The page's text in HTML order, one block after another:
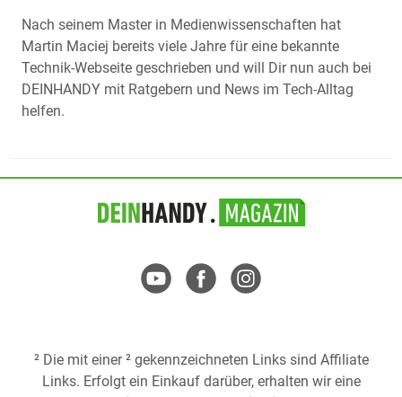
Nach seinem Master in Medienwissenschaften hat
Martin Maciej bereits viele Jahre für eine bekannte
Technik-Webseite geschrieben und will Dir nun auch bei
DEINHANDY mit Ratgebern und News im Tech-Alltag
helfen.
² Die mit einer ² gekennzeichneten Links sind Affiliate
Links. Erfolgt ein Einkauf darüber, erhalten wir eine